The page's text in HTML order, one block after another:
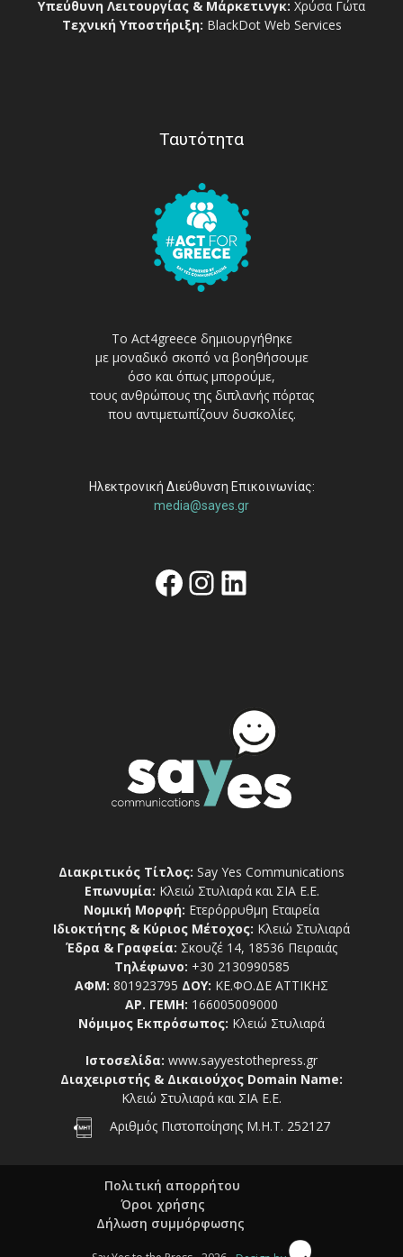
Υπεύθυνη Λειτουργίας & Μάρκετινγκ: Χρύσα Γώτα
Τεχνική Υποστήριξη: BlackDot Web Services
Ταυτότητα
Το Act4greece δημιουργήθηκε
με μοναδικό σκοπό να βοηθήσουμε
όσο και όπως μπορούμε,
τους ανθρώπους της διπλανής πόρτας
που αντιμετωπίζουν δυσκολίες.
Ηλεκτρονική Διεύθυνση Επικοινωνίας:
media@sayes.gr
Facebook
Instagram
Linkedin
Διακριτικός Τίτλος: Say Yes Communications
Επωνυμία: Κλειώ Στυλιαρά και ΣΙΑ Ε.Ε.
Νομική Μορφή: Ετερόρρυθμη Εταιρεία
Ιδιοκτήτης & Κύριος Μέτοχος: Κλειώ Στυλιαρά
Έδρα & Γραφεία: Σκουζέ 14, 18536 Πειραιάς
Τηλέφωνο: +30 2130990585
ΑΦΜ: 801923795 ΔΟΥ: ΚΕ.ΦΟ.ΔΕ ΑΤΤΙΚΗΣ
ΑΡ. ΓΕΜΗ: 166005009000
Νόμιμος Εκπρόσωπος: Κλειώ Στυλιαρά
Ιστοσελίδα: www.sayyestothepress.gr
Διαχειριστής & Δικαιούχος Domain Name:
Κλειώ Στυλιαρά και ΣΙΑ Ε.Ε.
Αριθμός Πιστοποίησης Μ.Η.Τ. 252127
Πολιτική απορρήτου
Όροι χρήσης
Δήλωση συμμόρφωσης